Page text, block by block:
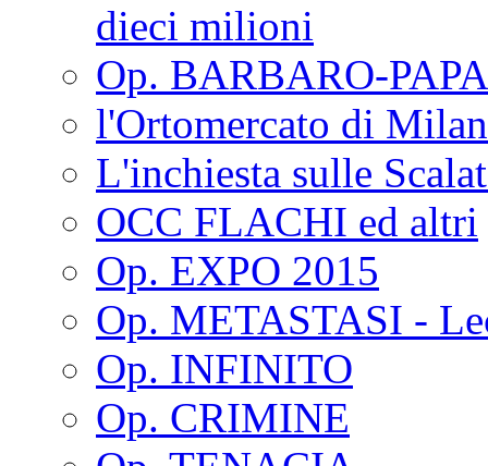
dieci milioni
Op. BARBARO-
l'Ortomercato di
L'inchiesta sulle
OCC FLACHI ed altri
Op. EXPO 2015
Op. METASTASI -
Op. INFINITO
Op. CRIMINE